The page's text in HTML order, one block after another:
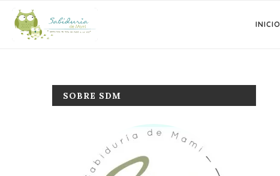
INICIO
SOBRE SDM